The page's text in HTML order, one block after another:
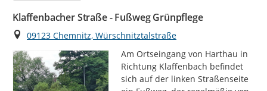
Klaffenbacher Straße - Fußweg Grünpflege
Ort
09123 Chemnitz, Würschnitztalstraße
Am Ortseingang von Harthau in
Richtung Klaffenbach befindet
sich auf der linken Straßenseite